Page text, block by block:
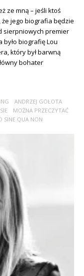
ze mną – jeśli ktoś
jego biografia będzie
sierpniowych premier
było biografię Lou
który był barwną
bohater
ANDRZEJ GOŁOTA
MOŻNA PRZECZYTAĆ
SINE QUA NON